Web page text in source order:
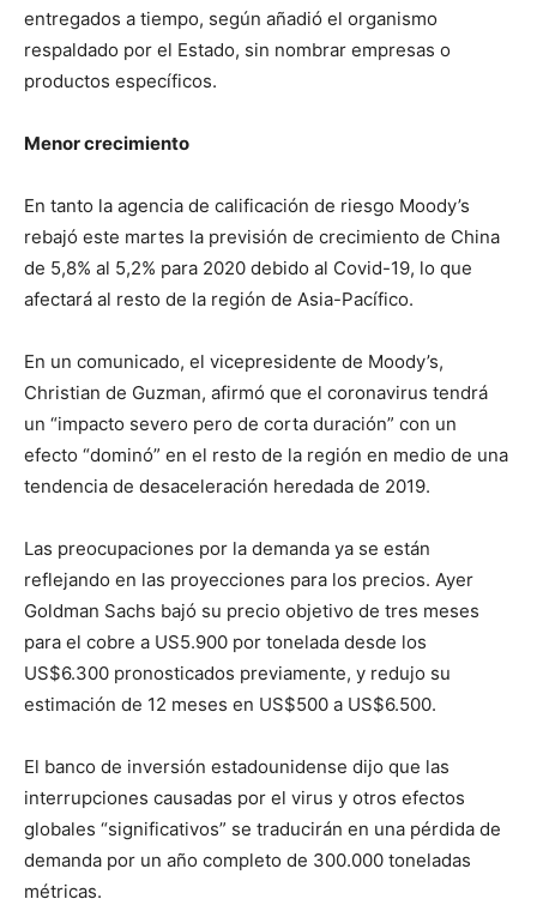
entregados a tiempo, según añadió el organismo
respaldado por el Estado, sin nombrar empresas o
productos específicos.
Menor crecimiento
En tanto la agencia de calificación de riesgo Moody’s
rebajó este martes la previsión de crecimiento de China
de 5,8% al 5,2% para 2020 debido al Covid-19, lo que
afectará al resto de la región de Asia-Pacífico.
En un comunicado, el vicepresidente de Moody’s,
Christian de Guzman, afirmó que el coronavirus tendrá
un “impacto severo pero de corta duración” con un
efecto “dominó” en el resto de la región en medio de una
tendencia de desaceleración heredada de 2019.
Las preocupaciones por la demanda ya se están
reflejando en las proyecciones para los precios. Ayer
Goldman Sachs bajó su precio objetivo de tres meses
para el cobre a US5.900 por tonelada desde los
US$6.300 pronosticados previamente, y redujo su
estimación de 12 meses en US$500 a US$6.500.
El banco de inversión estadounidense dijo que las
interrupciones causadas por el virus y otros efectos
globales “significativos” se traducirán en una pérdida de
demanda por un año completo de 300.000 toneladas
métricas.